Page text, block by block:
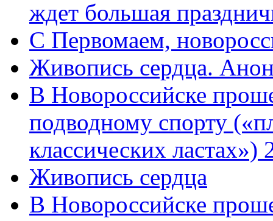
ждет большая
C Первомаем,
Живопись сердца.
В Новороссийске
подводному спорту
классических
Живопись сердца
В Новороссийске